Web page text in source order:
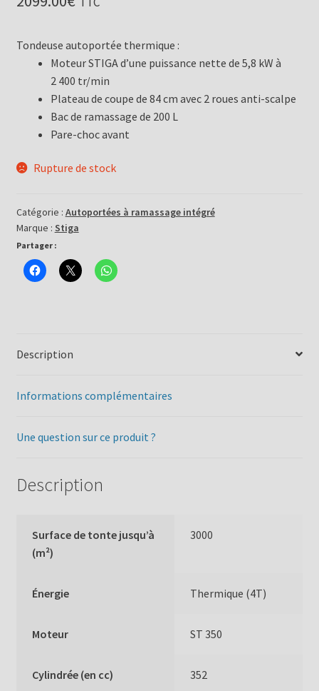
Tondeuse autoportée thermique :
Moteur STIGA d’une puissance nette de 5,8 kW à
2 400 tr/min
Plateau de coupe de 84 cm avec 2 roues anti-scalpe
Bac de ramassage de 200 L
Pare-choc avant
Rupture de stock
Catégorie : Autoportées à ramassage intégré
Marque : Stiga
Partager :
Description
Informations complémentaires
Une question sur ce produit ?
Description
Surface de tonte jusqu’à
(m²)
3000
Énergie Thermique (4T)
Moteur ST 350
Cylindrée (en cc) 352